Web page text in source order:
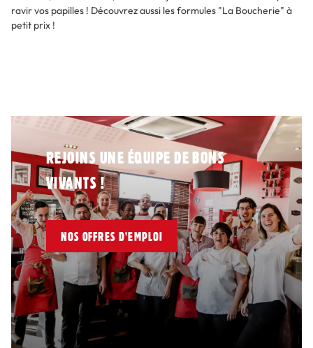
ravir vos papilles ! Découvrez aussi les formules "La Boucherie" à
petit prix !
REJOINS UNE ÉQUIPE DE BONS
VIVANTS !
NOS OFFRES D'EMPLOI